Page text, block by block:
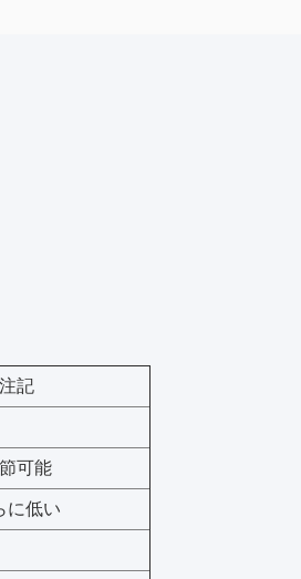
注記
可能
に低い